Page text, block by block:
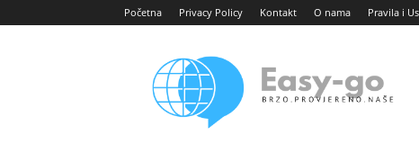
Početna Privacy Policy Kontakt O nama Pravila i
portal